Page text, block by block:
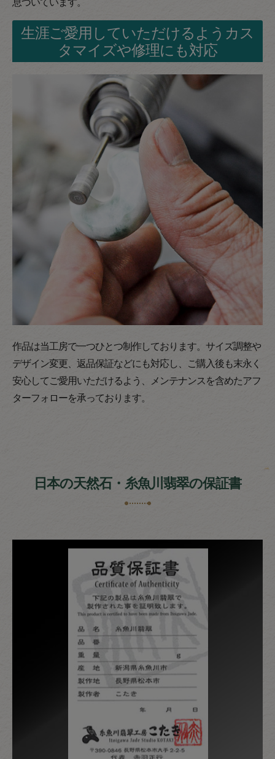
生涯ご愛用していただけるようカス
タマイズや修理にも対応
作品は当工房で一つひとつ制作しております。サイズ調整や
デザイン変更、返品保証などにも対応し、ご購入後も末永く
安心してご愛用いただけるよう、メンテナンスを含めたアフ
ターフォローを承っております。
日本の天然石・糸魚川翡翠の保証書